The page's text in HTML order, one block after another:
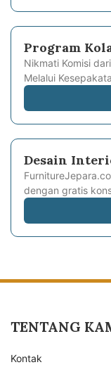
Program
Nikmati Komisi
Melalui
Desain
dengan gratis
TENTANG
Kontak